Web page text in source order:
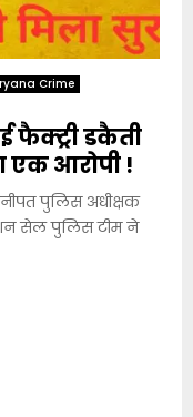
Crime
फैक्ट्री डकैती
एक आरोपी !
पुलिस अधीक्षक
सेल पुलिस टीम ने